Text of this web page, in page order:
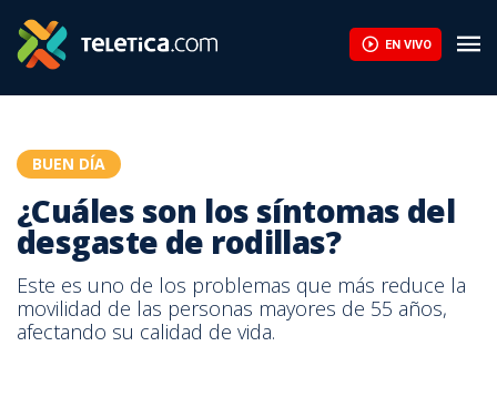
EN VIVO
BUEN DÍA
¿Cuáles son los síntomas del
desgaste de rodillas?
Este es uno de los problemas que más reduce la
movilidad de las personas mayores de 55 años,
afectando su calidad de vida.